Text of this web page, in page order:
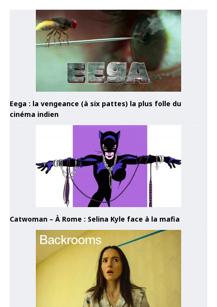
Eega : la vengeance (à six pattes) la plus folle du
cinéma indien
Catwoman – À Rome : Selina Kyle face à la mafia